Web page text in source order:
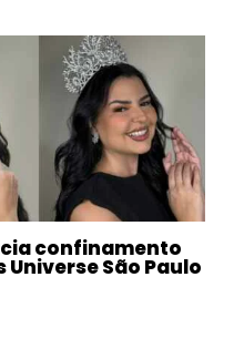
confinamento
Universe São Paulo